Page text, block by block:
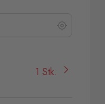
1 Stk.